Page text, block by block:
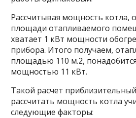
Рассчитывая мощность котла,
площади отапливаемого
хватает 1 кВт мощности
прибора. Итого получаем,
площадью 110 м.2,
мощностью 11 кВт.
Такой расчет
рассчитать мощность котла
следующие факторы: